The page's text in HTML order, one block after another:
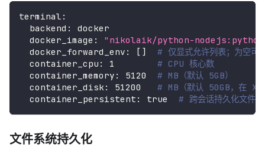
terminal :
backend :
docker
docker_image :
"nikolaik/python-
docker_forward_env : [ ]
# 仅显式允许列表；为空可
container_cpu : 1
# CPU 核心数
container_memory : 5120
# MB（默认 5GB）
container_disk : 51200
# MB（默认 50GB，在
container_persistent : true # 跨会话持久化文件
文件系统持久化